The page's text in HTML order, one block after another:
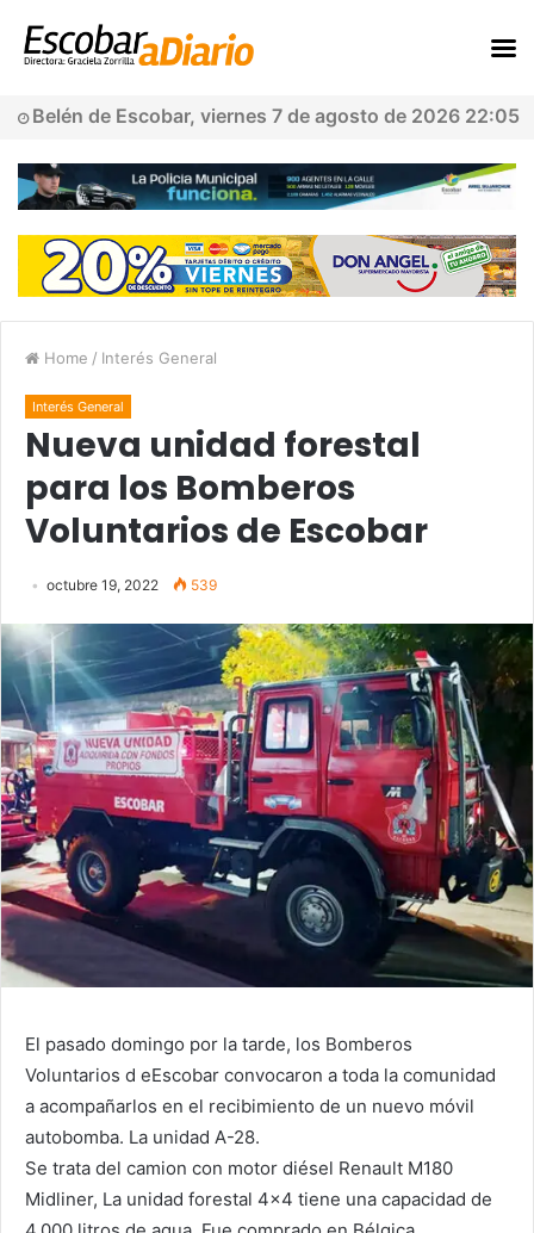
Belén de Escobar, viernes 7 de agosto de 2026 22:05
Home / Interés General
Interés General
Nueva unidad forestal
para los Bomberos
Voluntarios de Escobar
octubre 19, 2022 539
El pasado domingo por la tarde, los Bomberos
Voluntarios d eEscobar convocaron a toda la comunidad
a acompañarlos en el recibimiento de un nuevo móvil
autobomba. La unidad A-28.
Se trata del camion con motor diésel Renault M180
Midliner, La unidad forestal 4×4 tiene una capacidad de